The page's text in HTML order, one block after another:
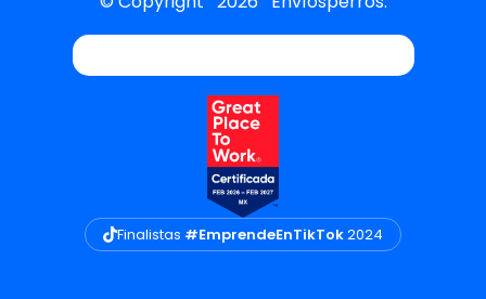
Finalistas #EmprendeEnTikTok2024